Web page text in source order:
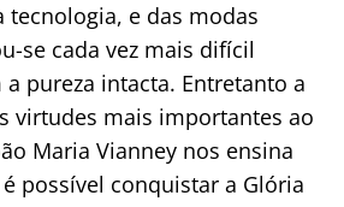
tecnologia, e das modas
se cada vez mais difícil
pureza intacta. Entretanto a
virtudes mais importantes ao
Maria Vianney nos ensina
possível conquistar a Glória